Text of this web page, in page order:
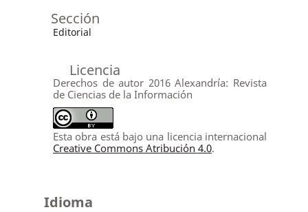
Sección
Editorial
Licencia
Derechos de autor 2016 Alexandría: Revista
de Ciencias de la Información
Esta obra está bajo una licencia internacional
Creative Commons Atribución 4.0.
Idioma